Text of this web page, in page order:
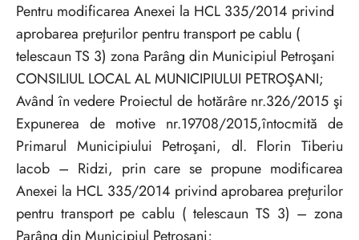
Pentru modificarea Anexei la HCL 335/2014 privind
aprobarea preţurilor pentru transport pe cablu (
telescaun TS 3) zona Parâng din Municipiul Petroşani
CONSILIUL LOCAL AL MUNICIPIULUI PETROŞANI;
Având în vedere Proiectul de hotărâre nr.326/2015 şi
Expunerea de motive nr.19708/2015,întocmită de
Primarul Municipiului Petroşani, dl. Florin Tiberiu
Iacob – Ridzi, prin care se propune modificarea
Anexei la HCL 335/2014 privind aprobarea preţurilor
pentru transport pe cablu ( telescaun TS 3) – zona